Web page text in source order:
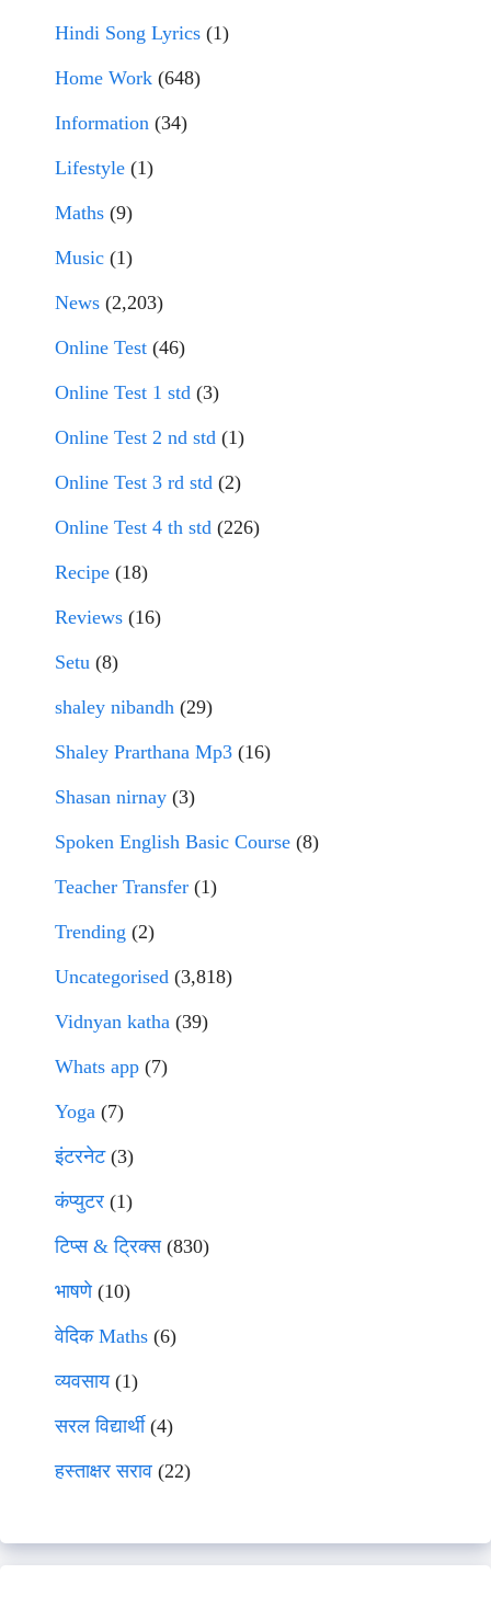
Hindi Song Lyrics (1)
Home Work (648)
Information (34)
Lifestyle (1)
Maths (9)
Music (1)
News (2,203)
Online Test (46)
Online Test 1 std (3)
Online Test 2 nd std (1)
Online Test 3 rd std (2)
Online Test 4 th std (226)
Recipe (18)
Reviews (16)
Setu (8)
shaley nibandh (29)
Shaley Prarthana Mp3 (16)
Shasan nirnay (3)
Spoken English Basic Course (8)
Teacher Transfer (1)
Trending (2)
Uncategorised (3,818)
Vidnyan katha (39)
Whats app (7)
Yoga (7)
इंटरनेट(3)
कंप्युटर (1)
टिप्स & ट्रिक्स(830)
भाषणे(10)
वेदिक Maths (6)
व्यवसाय(1)
सरल विद्यार्थी(4)
हस्ताक्षर सराव (22)